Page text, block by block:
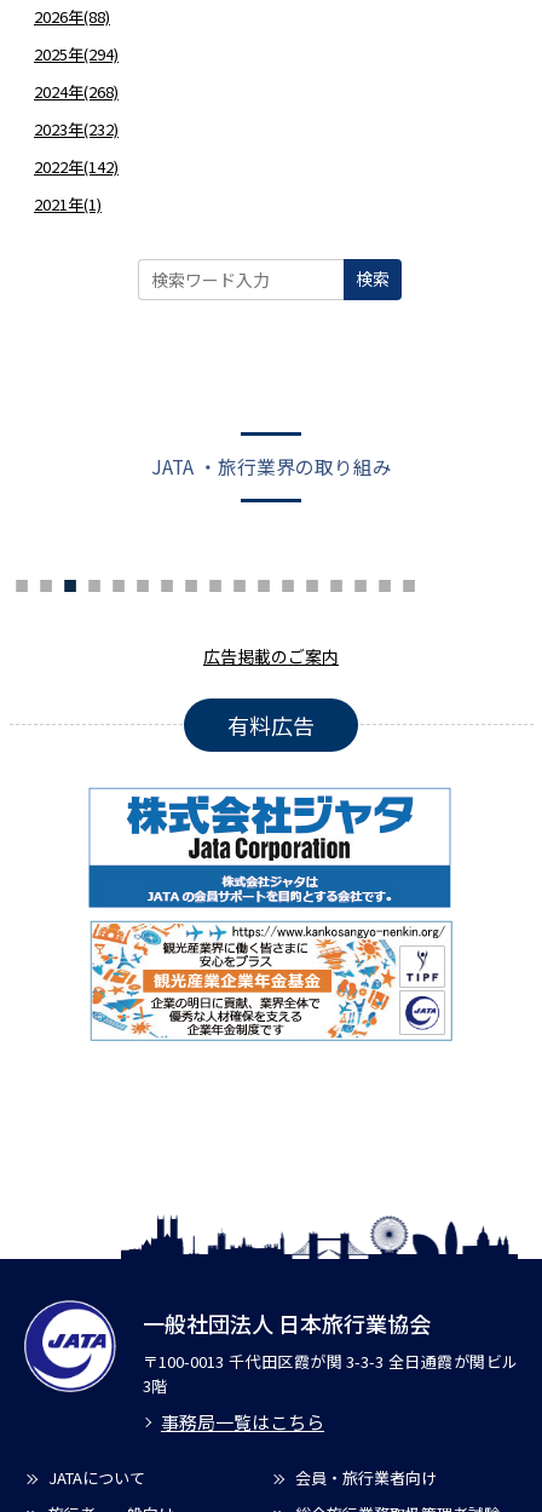
2026年(88)
2025年(294)
2024年(268)
2023年(232)
2022年(142)
2021年(1)
検索
JATA ・旅行業界の取り組み
広告掲載のご案内
有料広告
一般社団法人 日本旅行業協会
〒100-0013 千代田区霞が関 3-3-3 全日通霞が関ビル
3階
事務局一覧はこちら
JATAについて
会員・旅行業者向け